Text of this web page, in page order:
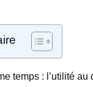
temps : l’utilité